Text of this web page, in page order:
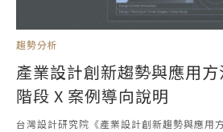
趨勢分析
產業設計創新趨勢與應用
階段 X 案例導向說明
台灣設計研究院《產業設計創新趨勢與應用